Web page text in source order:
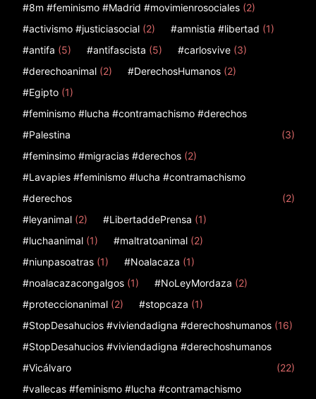
#8m #feminismo #Madrid #movimienrosociales (2)
#activismo #justiciasocial (2) #amnistia #libertad (1)
#antifa (5) #antifascista (5) #carlosvive (3)
#derechoanimal (2) #DerechosHumanos (2)
#Egipto (1)
#feminismo #lucha #contramachismo #derechos
#Palestina
(3)
#feminsimo #migracias #derechos (2)
#Lavapies #feminismo #lucha #contramachismo
#derechos
(2)
#leyanimal (2) #LibertaddePrensa (1)
#luchaanimal (1) #maltratoanimal (2)
#niunpasoatras (1) #Noalacaza (1)
#noalacazacongalgos (1) #NoLeyMordaza (2)
#proteccionanimal (2) #stopcaza (1)
#StopDesahucios #viviendadigna #derechoshumanos (16)
#StopDesahucios #viviendadigna #derechoshumanos
#Vicálvaro
(22)
#vallecas #feminismo #lucha #contramachismo